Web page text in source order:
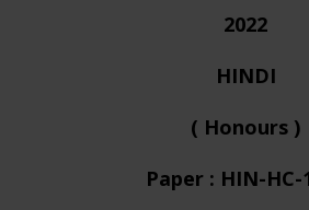
2022
HINDI
( Honours )
Paper : HIN-HC-